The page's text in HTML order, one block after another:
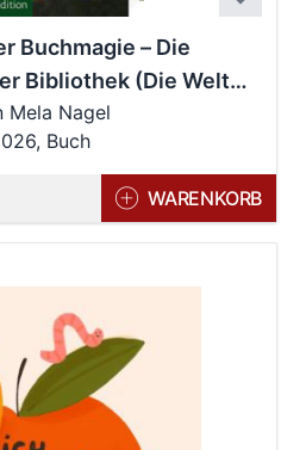
Buchmagie – Die
Bibliothek (Die Welt
1)
Mela Nagel
Buch
WARENKORB